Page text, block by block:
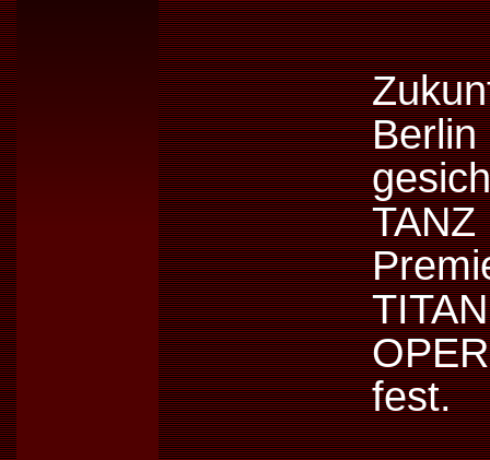
fest.